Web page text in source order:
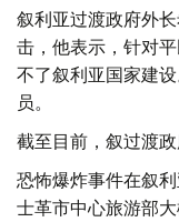
叙利亚过渡政府外
击，他表示，针对
不了叙利亚国家建
员。
截至目前，叙过渡
恐怖爆炸事件在叙
士革市中心旅游部